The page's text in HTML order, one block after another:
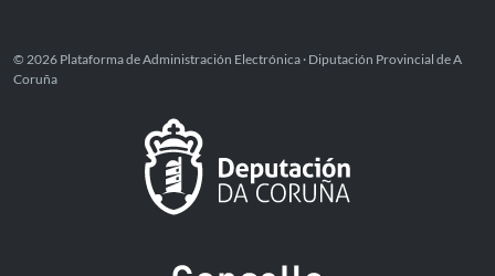
© 2026 Plataforma de Administración Electrónica · Diputación Provincial de A
Coruña